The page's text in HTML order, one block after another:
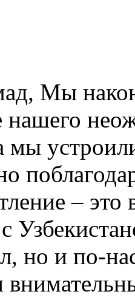
Мы
нашего
мы
–
но и по-